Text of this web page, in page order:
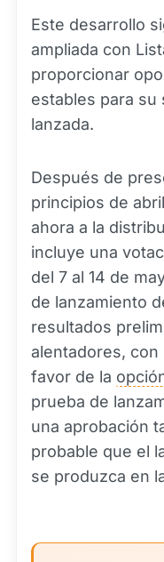
Este desarrollo
ampliada con
proporcionar
estables para
lanzada.
Después de
principios de
ahora a la
incluye una
del 7 al 14 de
de lanzamiento
resultados
alentadores,
favor de la
prueba de
una aprobación
probable que el
se produzca en